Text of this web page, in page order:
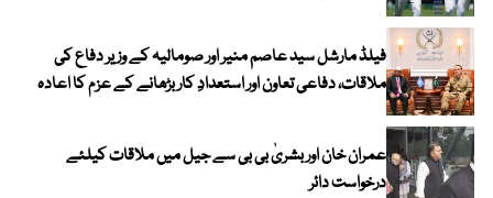
فیلڈ مارشل سید عاصم منیر اور صومالیہ کے وزیر دفاع کی
ملاقات، دفاعی تعاون اور استعدادِ کار بڑھانے کے عزم کا اعادہ
عمران خان اور بشریٰ بی بی سے جیل میں ملاقات کیلئے
درخواست دائر